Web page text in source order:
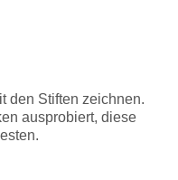
den Stiften zeichnen.
ausprobiert, diese